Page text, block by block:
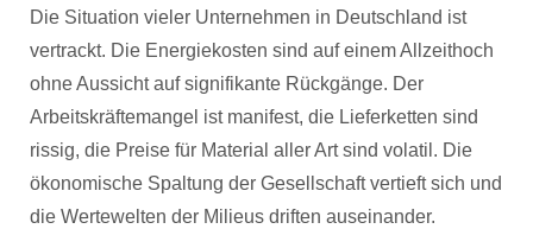
Die Situation vieler Unternehmen in Deutschland ist
vertrackt. Die Energiekosten sind auf einem Allzeithoch
ohne Aussicht auf signifikante Rückgänge. Der
Arbeitskräftemangel ist manifest, die Lieferketten sind
rissig, die Preise für Material aller Art sind volatil. Die
ökonomische Spaltung der Gesellschaft vertieft sich und
die Wertewelten der Milieus driften auseinander.